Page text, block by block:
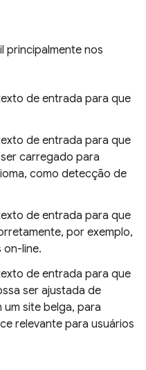
principalmente nos
de entrada para que
de entrada para que
carregado para
como detecção de
de entrada para que
por exemplo,
on-line.
de entrada para que
ser ajustada de
site belga, para
relevante para usuários